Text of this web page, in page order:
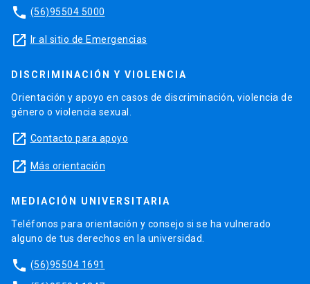
phone (56)95504 5000
launch Ir al sitio de Emergencias
DISCRIMINACIÓN Y VIOLENCIA
Orientación y apoyo en casos de discriminación, violencia de
género o violencia sexual.
launch Contacto para apoyo
launch Más orientación
MEDIACIÓN UNIVERSITARIA
Teléfonos para orientación y consejo si se ha vulnerado
alguno de tus derechos en la universidad.
phone (56)95504 1691